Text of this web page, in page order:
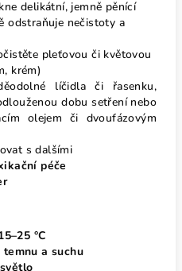
delikátní, jemně pěnící
odstraňuje nečistoty a
pleťovou či květovou
krém)
líčidla či řasenku,
dobu setření nebo
olejem či dvoufázovým
s dalšími
péče
°C
a suchu